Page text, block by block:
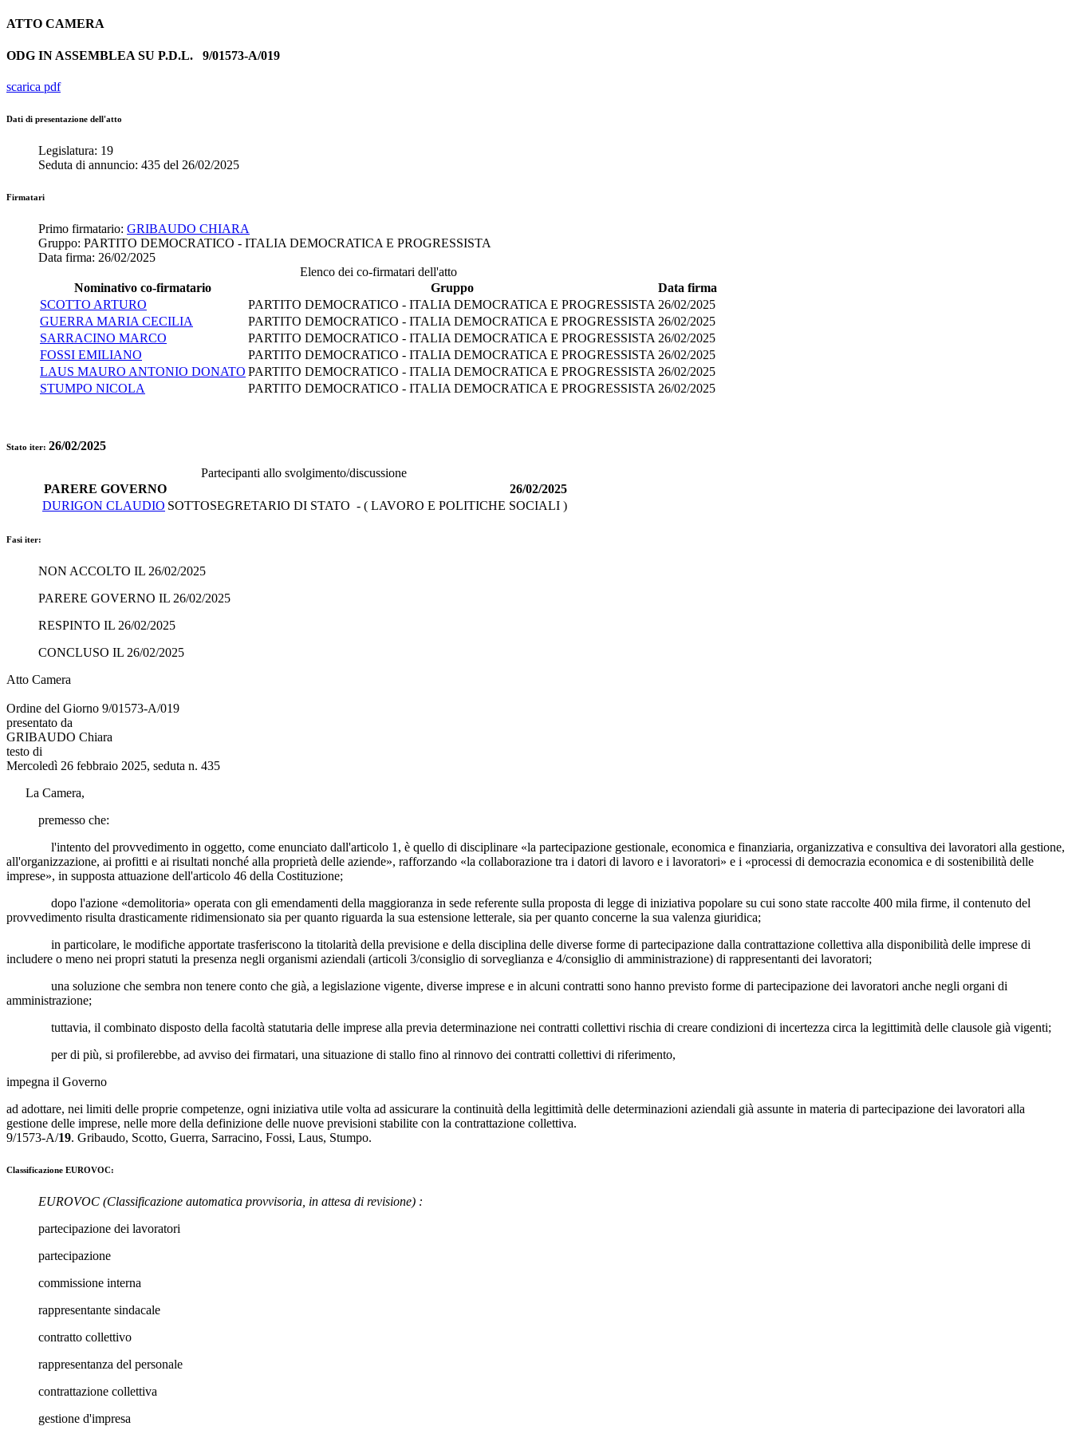
ATTO CAMERA
ODG IN ASSEMBLEA SU P.D.L. 9/01573-A/019
scarica pdf
Dati di presentazione dell'atto
Legislatura: 19
Seduta di annuncio: 435 del 26/02/2025
Firmatari
Primo firmatario: GRIBAUDO CHIARA
Gruppo: PARTITO DEMOCRATICO - ITALIA DEMOCRATICA E PROGRESSISTA
Data firma: 26/02/2025
Elenco dei co-firmatari dell'atto
Nominativo co-firmatario
Gruppo
Data firma
SCOTTO ARTURO
PARTITO DEMOCRATICO - ITALIA DEMOCRATICA E PROGRESSISTA 26/02/2025
GUERRA MARIA CECILIA
PARTITO DEMOCRATICO - ITALIA DEMOCRATICA E PROGRESSISTA 26/02/2025
SARRACINO MARCO
PARTITO DEMOCRATICO - ITALIA DEMOCRATICA E PROGRESSISTA 26/02/2025
FOSSI EMILIANO
PARTITO DEMOCRATICO - ITALIA DEMOCRATICA E PROGRESSISTA 26/02/2025
LAUS MAURO ANTONIO DONATO PARTITO DEMOCRATICO - ITALIA DEMOCRATICA E PROGRESSISTA 26/02/2025
STUMPO NICOLA
PARTITO DEMOCRATICO - ITALIA DEMOCRATICA E PROGRESSISTA 26/02/2025
Stato iter: 26/02/2025
Partecipanti allo svolgimento/discussione
PARERE GOVERNO
26/02/2025
DURIGON CLAUDIO SOTTOSEGRETARIO DI STATO - ( LAVORO E POLITICHE SOCIALI )
Fasi iter:
NON ACCOLTO IL 26/02/2025
PARERE GOVERNO IL 26/02/2025
RESPINTO IL 26/02/2025
CONCLUSO IL 26/02/2025
Atto Camera
Ordine del Giorno 9/01573-A/019
presentato da
GRIBAUDO Chiara
testo di
Mercoledì 26 febbraio 2025, seduta n. 435
La Camera,
premesso che:
l'intento del provvedimento in oggetto, come enunciato dall'articolo 1, è quello di disciplinare «la partecipazione gestionale, economica e finanziaria, organizzativa e consultiva dei lavoratori alla gestione,
all'organizzazione, ai profitti e ai risultati nonché alla proprietà delle aziende», rafforzando «la collaborazione tra i datori di lavoro e i lavoratori» e i «processi di democrazia economica e di sostenibilità delle
imprese», in supposta attuazione dell'articolo 46 della Costituzione;
dopo l'azione «demolitoria» operata con gli emendamenti della maggioranza in sede referente sulla proposta di legge di iniziativa popolare su cui sono state raccolte 400 mila firme, il contenuto del
provvedimento risulta drasticamente ridimensionato sia per quanto riguarda la sua estensione letterale, sia per quanto concerne la sua valenza giuridica;
in particolare, le modifiche apportate trasferiscono la titolarità della previsione e della disciplina delle diverse forme di partecipazione dalla contrattazione collettiva alla disponibilità delle imprese di
includere o meno nei propri statuti la presenza negli organismi aziendali (articoli 3/consiglio di sorveglianza e 4/consiglio di amministrazione) di rappresentanti dei lavoratori;
una soluzione che sembra non tenere conto che già, a legislazione vigente, diverse imprese e in alcuni contratti sono hanno previsto forme di partecipazione dei lavoratori anche negli organi di
amministrazione;
tuttavia, il combinato disposto della facoltà statutaria delle imprese alla previa determinazione nei contratti collettivi rischia di creare condizioni di incertezza circa la legittimità delle clausole già vigenti;
per di più, si profilerebbe, ad avviso dei firmatari, una situazione di stallo fino al rinnovo dei contratti collettivi di riferimento,
impegna il Governo
ad adottare, nei limiti delle proprie competenze, ogni iniziativa utile volta ad assicurare la continuità della legittimità delle determinazioni aziendali già assunte in materia di partecipazione dei lavoratori alla
gestione delle imprese, nelle more della definizione delle nuove previsioni stabilite con la contrattazione collettiva.
9/1573-A/19. Gribaudo, Scotto, Guerra, Sarracino, Fossi, Laus, Stumpo.
Classificazione EUROVOC:
EUROVOC (Classificazione automatica provvisoria, in attesa di revisione) :
partecipazione dei lavoratori
partecipazione
commissione interna
rappresentante sindacale
contratto collettivo
rappresentanza del personale
contrattazione collettiva
gestione d'impresa